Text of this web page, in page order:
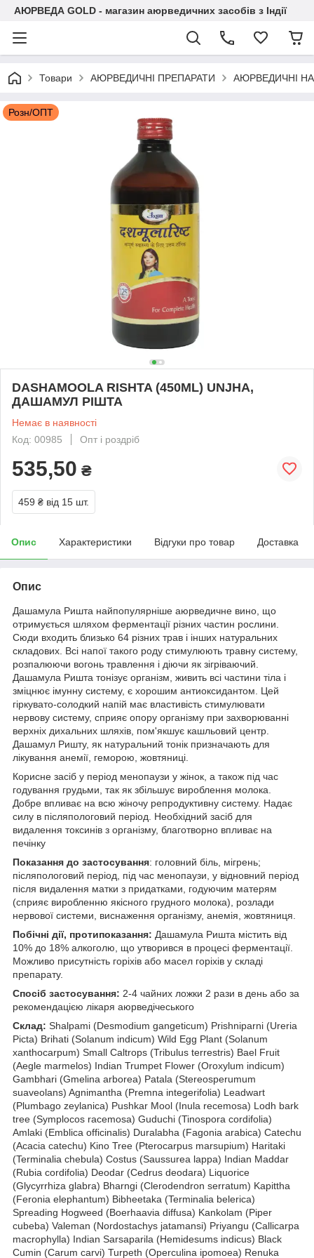
АЮРВЕДА GOLD - магазин аюрведичних засобів з Індії
Товари АЮРВЕДИЧНІ ПРЕПАРАТИ АЮРВЕДИЧНІ
Розн/ОПТ
DASHAMOOLA RISHTA (450ML) UNJHA,
ДАШАМУЛ РІШТА
Немає в наявності
Код: 00985
Опт і роздріб
535,50 ₴
459 ₴ від 15 шт.
Опис Характеристики Відгуки про товар Доставка
Опис
Дашамула Ришта найпопулярніше аюрведичне вино, що
отримується шляхом ферментації різних частин рослини.
Сюди входить близько 64 різних трав і інших натуральних
складових. Всі напої такого роду стимулюють травну систему,
розпалюючи вогонь травлення і діючи як зігріваючий.
Дашамула Ришта тонізує організм, живить всі частини тіла і
зміцнює імунну систему, є хорошим антиоксидантом. Цей
гіркувато-солодкий напій має властивість стимулювати
нервову систему, сприяє опору організму при захворюванні
верхніх дихальних шляхів, пом'якшує кашльовий центр.
Дашамул Ришту, як натуральний тонік призначають для
лікування анемії, геморою, жовтяниці.
Корисне засіб у період менопаузи у жінок, а також під час
годування грудьми, так як збільшує вироблення молока.
Добре впливає на всю жіночу репродуктивну систему. Надає
силу в післяпологовий період. Необхідний засіб для
видалення токсинів з організму, благотворно впливає на
печінку
Показання до застосування: головний біль, мігрень;
післяпологовий період, під час менопаузи, у відновний період
після видалення матки з придатками, годуючим матерям
(сприяє виробленню якісного грудного молока), розлади
нервової системи, виснаження організму, анемія, жовтяниця.
Побічні дії, протипоказання: Дашамула Ришта містить від
10% до 18% алкоголю, що утворився в процесі ферментації.
Можливо присутність горіхів або масел горіхів у складі
препарату.
Спосіб застосування: 2-4 чайних ложки 2 рази в день або за
рекомендацією лікаря аюрведічеського
Склад: Shalpami (Desmodium gangeticum) Prishniparni (Ureria
Picta) Brihati (Solanum indicum) Wild Egg Plant (Solanum
xanthocarpum) Small Caltrops (Tribulus terrestris) Bael Fruit
(Aegle marmelos) Indian Trumpet Flower (Oroxylum indicum)
Gambhari (Gmelina arborea) Patala (Stereosperumum
suaveolans) Agnimantha (Premna integerifolia) Leadwart
(Plumbago zeylanica) Pushkar Mool (Inula recemosa) Lodh bark
tree (Symplocos racemosa) Guduchi (Tinospora cordifolia)
Amlaki (Emblica officinalis) Duralabha (Fagonia arabica) Catechu
(Acacia catechu) Kino Tree (Pterocarpus marsupium) Haritaki
(Terminalia chebula) Costus (Saussurea lappa) Indian Maddar
(Rubia cordifolia) Deodar (Cedrus deodara) Liquorice
(Glycyrrhiza glabra) Bharngi (Clerodendron serratum) Kapittha
(Feronia elephantum) Bibheetaka (Terminalia belerica)
Spreading Hogweed (Boerhaavia diffusa) Kankolam (Piper
cubeba) Valeman (Nordostachys jatamansi) Priyangu (Callicarpa
macrophylla) Indian Sarsaparila (Hemidesums indicus) Black
Cumin (Carum carvi) Turpeth (Operculina ipomoea) Renuka